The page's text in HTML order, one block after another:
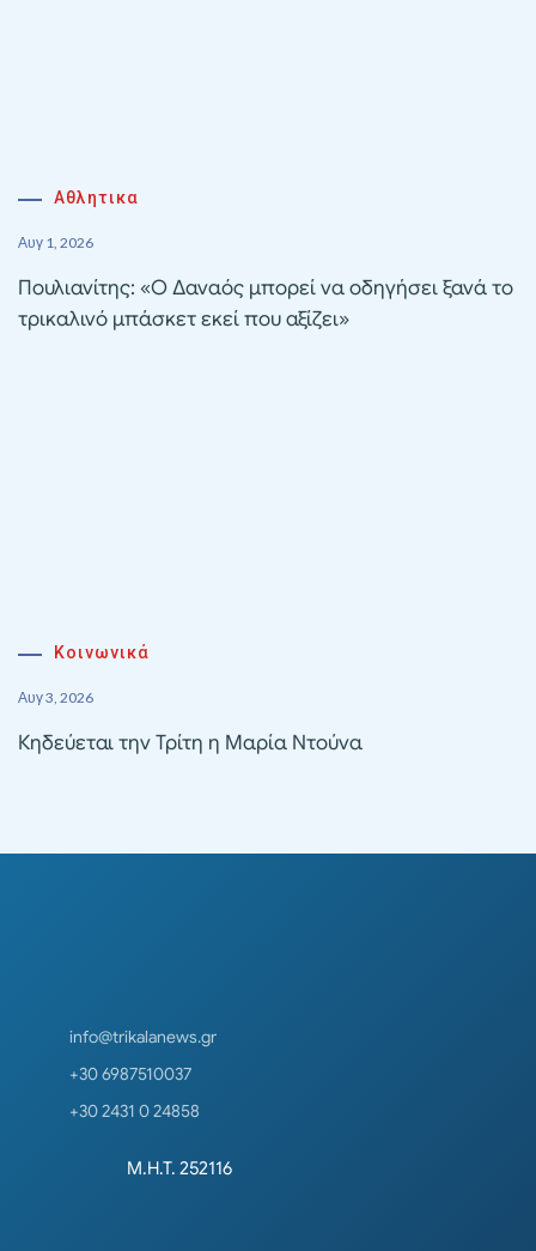
Αθλητικα
Αυγ 1, 2026
Πουλιανίτης: «Ο Δαναός μπορεί να οδηγήσει ξανά το
τρικαλινό μπάσκετ εκεί που αξίζει»
Κοινωνικά
Αυγ 3, 2026
Κηδεύεται την Τρίτη η Μαρία Ντούνα
info@trikalanews.gr
+30 6987510037
+30 2431 0 24858
Μ.Η.Τ. 252116